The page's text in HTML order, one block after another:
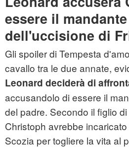
essere il mandante
dell'uccisione di
Gli spoiler di Tempesta
cavallo tra le due annate,
Leonard deciderà di
accusandolo di essere il
del padre. Secondo il figlio
Christoph avrebbe
Scozia per togliere la vita al